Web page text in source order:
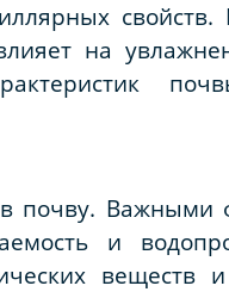
на
почву. Важными
и
веществ